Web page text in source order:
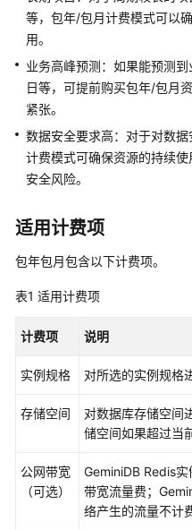
产
介
绍
费
说
明
计
概
式
计
费
式
概
述
等，包年/包月计费模式可以
用。
业务高峰预测：如果能预测
日等，可提前购买包年/包月
紧张。
数据安全要求高：对于对数
计费模式可确保资源的持续
安全风险。
适用计费项
包年包月包含以下计费项。
表1 适用计费项
计费项 说明
实例规格 对所选的实例规格
存储空间
对数据库存储空间
储空间如果超过当
公网带宽
（可选）
GeminiDB Redis实
带宽流量费；
络产生的流量不计